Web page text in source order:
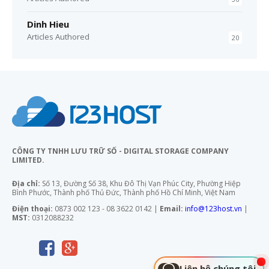
Dinh Hieu
Articles Authored 20
CÔNG TY TNHH LƯU TRỮ SỐ - DIGITAL STORAGE COMPANY
LIMITED.
Địa chỉ: Số 13, Đường Số 38, Khu Đô Thị Vạn Phúc City, Phường Hiệp
Bình Phước, Thành phố Thủ Đức, Thành phố Hồ Chí Minh, Việt Nam
Điện thoại: 0873 002 123 - 08 3622 0142 | Email: info@123host.vn |
MST: 0312088232